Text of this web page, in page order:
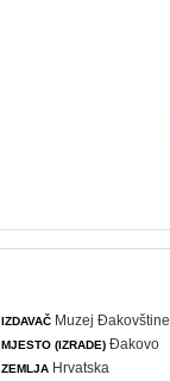
IZDAVAČ Muzej Đakovštine
MJESTO (IZRADE) Đakovo
ZEMLJA Hrvatska